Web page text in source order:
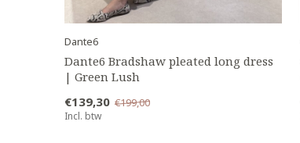
Dante6
Dante6 Bradshaw pleated long dress
| Green Lush
€139,30 €199,00
Incl. btw